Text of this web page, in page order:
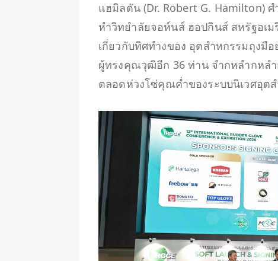
แฮมิลตัน (Dr. Robert G. Hamilton)
หำวิทยำลัยจอห์นส์ ฮอปกินส์ สหรัฐอเ
เกี่ยวกับทิศทำงของ อุตสำหกรรมถุงมื
ผู้ทรงคุณวุฒิอีก 36 ท่าน จำกหลำกหล
ตลอดห่วงโซ่คุณค่ำของระบบนิเวศอุต